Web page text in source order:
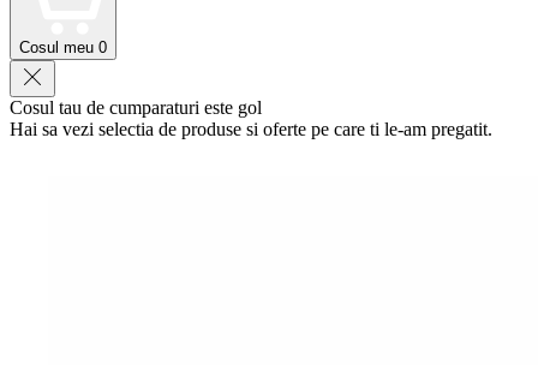
Cosul meu 0
Cosul tau de cumparaturi este gol
Hai sa vezi selectia de produse si oferte pe care ti le-am pregatit.